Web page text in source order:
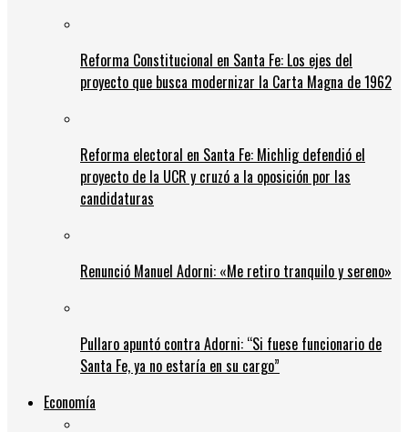
Reforma Constitucional en Santa Fe: Los ejes del
proyecto que busca modernizar la Carta Magna de 1962
Reforma electoral en Santa Fe: Michlig defendió el
proyecto de la UCR y cruzó a la oposición por las
candidaturas
Renunció Manuel Adorni: «Me retiro tranquilo y sereno»
Pullaro apuntó contra Adorni: “Si fuese funcionario de
Santa Fe, ya no estaría en su cargo”
Economía